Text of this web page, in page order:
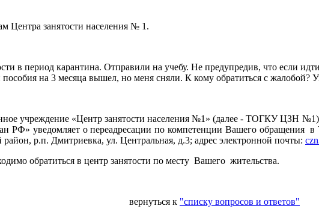
Центра занятости населения № 1.
в период карантина. Отправили на учебу. Не предупредив, что если
на 3 месяца вышел, но меня сняли. К кому обратиться с жалобой?
учреждение «Центр занятости населения №1» (далее - ТОГКУ ЦЗН
РФ» уведомляет о переадресации по компетенции Вашего
р.п. Дмитриевка, ул. Центральная, д.3; адрес электронной почты:
обратиться в центр занятости по месту Вашего жительства.
вернуться к "списку вопросов и ответов"